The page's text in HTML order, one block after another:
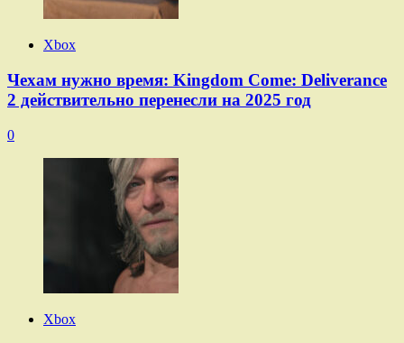
Xbox
Чехам нужно время: Kingdom Come: Deliverance
2 действительно перенесли на 2025 год
0
Xbox